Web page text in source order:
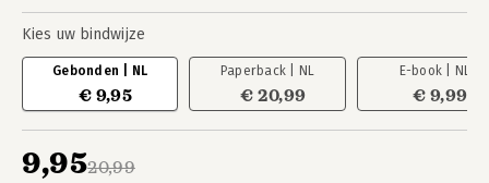
Kies uw bindwijze
Gebonden | NL
€ 9,95
Paperback | NL
€ 20,99
E-book | NL
€ 9,99
20,99
9,95